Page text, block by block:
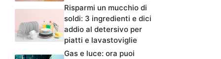
Risparmi un mucchio di
soldi: 3 ingredienti e dici
addio al detersivo per
piatti e lavastoviglie
Gas e luce: ora puoi